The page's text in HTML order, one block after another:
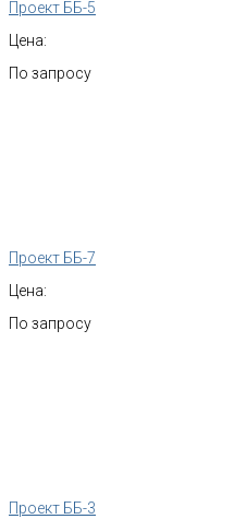
Проект ББ-5
Цена:
По запросу
Проект ББ-7
Цена:
По запросу
Проект ББ-3